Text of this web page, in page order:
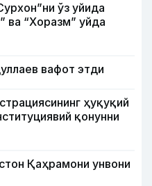
ўз уйида
ва “Хоразм” уйда
вафот этди
ҳуқуқий
қонунни
Қаҳрамони унвони